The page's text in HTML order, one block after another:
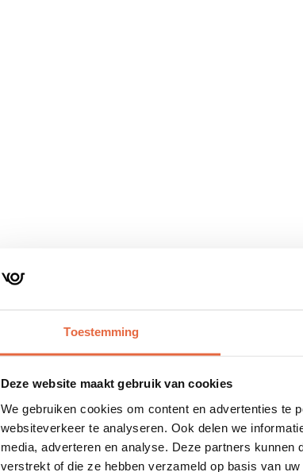
Toestemming
Deze website maakt gebruik van cookies
We gebruiken cookies om content en advertenties te
websiteverkeer te analyseren. Ook delen we
media, adverteren en analyse. Deze partners
verstrekt of die ze hebben verzameld op basis van